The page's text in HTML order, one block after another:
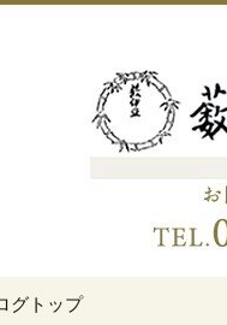
舗
グトップ